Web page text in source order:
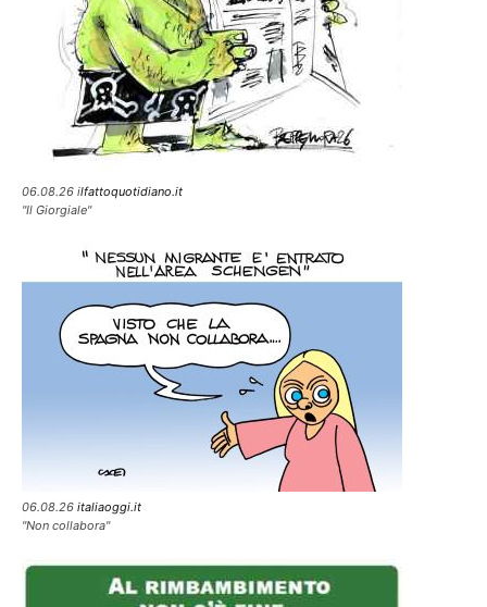
06.08.26 ilfattoquotidiano.it
"Il Giorgiale"
06.08.26 italiaoggi.it
"Non collabora"